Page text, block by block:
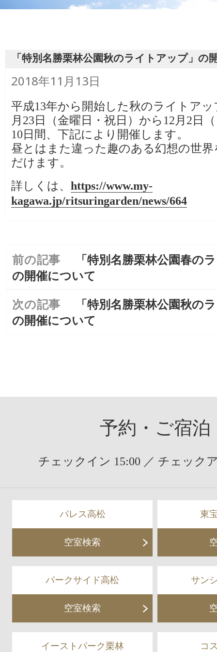
「特別名勝栗林公園秋のライトアップ」の
投
日:
2018年11月13日
平成13年から開始した秋のライトアッ
月23日（金曜日・祝日）から12月2日
10日間、下記により開催します。
昼とはまた違った趣のある幻想の世
だけます。
詳しくは、https://www.my-
kagawa.jp/ritsuringarden/news/664
投
ビ
ゲ
ー
前の記事
前
の
稿:
「特別名勝栗林公園春の
の開催について
次の記事
次
の
「特別名勝栗林公園秋の
の開催について
予約・ご宿泊
チェックイン 15:00 ／ チェック
パレス高松
空室検索
東
パークサイド高松
空室検索
サン
イーストパーク栗林 コ